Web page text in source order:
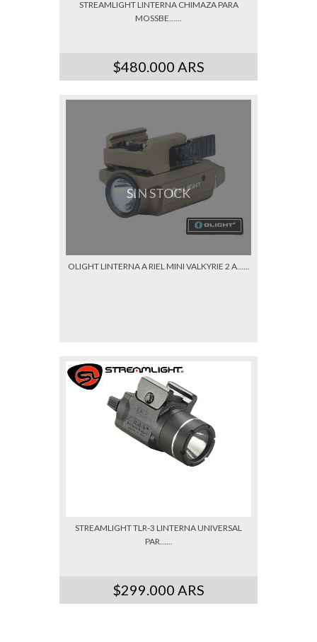
STREAMLIGHT LINTERNA CHIMAZA PARA
MOSSBE......
$480.000 ARS
SIN STOCK
OLIGHT LINTERNA A RIEL MINI VALKYRIE 2 A......
STREAMLIGHT TLR-3 LINTERNA UNIVERSAL
PAR......
$299.000 ARS